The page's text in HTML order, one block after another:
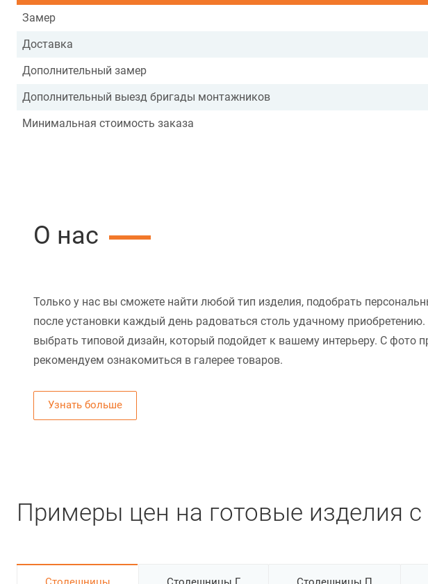
Замер
Доставка
Дополнительный замер
Дополнительный выезд бригады монтажников
Минимальная стоимость заказа
О нас
Только у нас вы сможете найти любой тип изделия, подобрать
после установки каждый день радоваться столь удачному
выбрать типовой дизайн, который подойдет к вашему интерьеру. С фото
рекомендуем ознакомиться в галерее товаров.
Узнать больше
Примеры цен на готовые изделия с